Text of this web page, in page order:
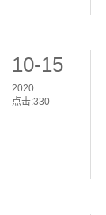
10-15
2020
点击:330